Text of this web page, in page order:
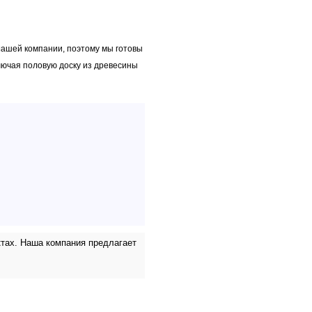
компании, поэтому мы готовы
половую доску из древесины
Наша компания предлагает